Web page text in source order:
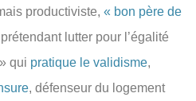
productiviste, « bon père de
prétendant lutter pour l’égalité
qui pratique le validisme,
, défenseur du logement